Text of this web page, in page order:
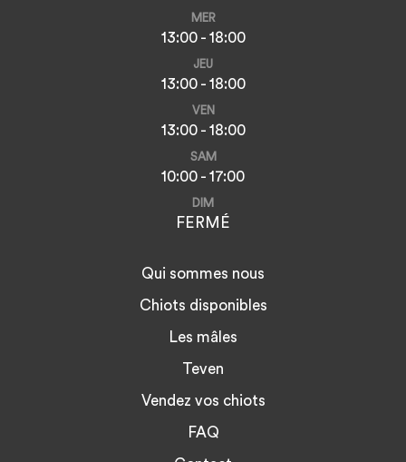
MER
13:00 - 18:00
JEU
13:00 - 18:00
VEN
13:00 - 18:00
SAM
10:00 - 17:00
DIM
FERMÉ
Qui sommes nous
Chiots disponibles
Les mâles
Teven
Vendez vos chiots
FAQ